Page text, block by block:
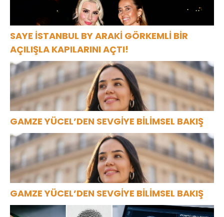
SAYE İSTANBUL BY ARAKİ GÖRKEMLİ BİR
AÇILIŞLA KAPILARINI AÇTI!
GAMZE YÜCEL’DEN SEVGİYE BİLİMSEL BAKIŞ
GAMZE YÜCEL’DEN SEVGİYE BİLİMSEL BAKIŞ